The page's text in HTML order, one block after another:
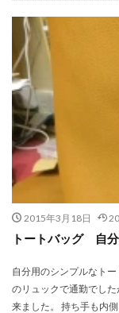
2015年3月18日
トートバッグ 自
自分用のシンプルなト
のリュックで通勤でし
来ました。 持ち手も内